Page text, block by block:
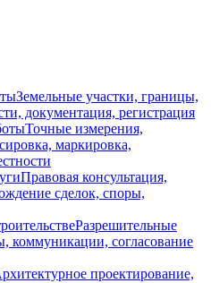
Земельные участки, границы,
документация, регистрация
Точные измерения,
маркировка,
Правовая консультация,
сделок, споры,
Разрешительные
коммуникации, согласование
проектирование,